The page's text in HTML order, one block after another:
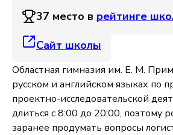
37 место в рейтинге
Сайт школы
Областная гимназия им. Е. М.
русском и английском языках по
проектно-исследовательской
длиться с 8:00 до 20:00, поэтому
заранее продумать вопросы